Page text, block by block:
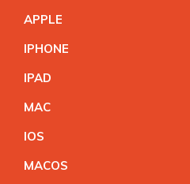
APPLE
IPHONE
IPAD
MAC
IOS
MACOS